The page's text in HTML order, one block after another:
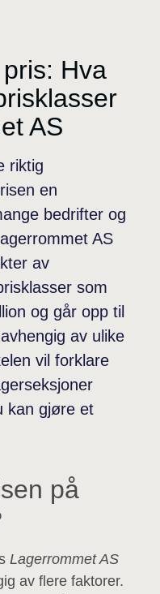
Hva
AS
riktig
en
bedrifter og
AS
av
som
og går opp til
av ulike
vil forklare
kan gjøre et
på
Lagerrommet AS
av flere faktorer.